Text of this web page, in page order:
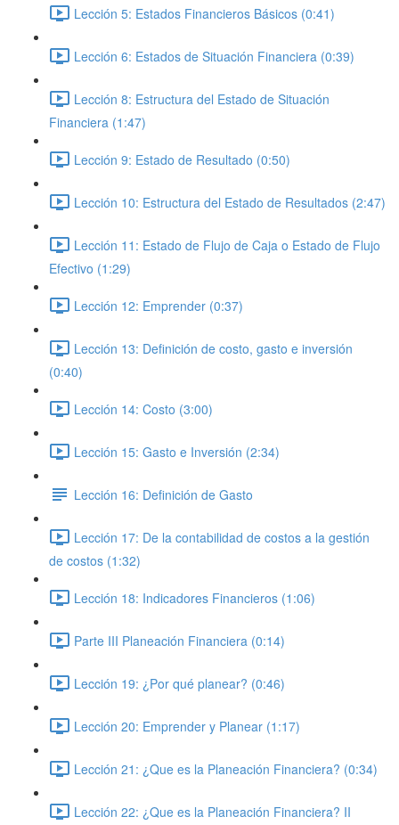
Lección 5: Estados Financieros Básicos (0:41)
Lección 6: Estados de Situación Financiera (0:39)
Lección 8: Estructura del Estado de Situación
Financiera (1:47)
Lección 9: Estado de Resultado (0:50)
Lección 10: Estructura del Estado de Resultados (2:47)
Lección 11: Estado de Flujo de Caja o Estado de Flujo
Efectivo (1:29)
Lección 12: Emprender (0:37)
Lección 13: Definición de costo, gasto e inversión
(0:40)
Lección 14: Costo (3:00)
Lección 15: Gasto e Inversión (2:34)
Lección 16: Definición de Gasto
Lección 17: De la contabilidad de costos a la gestión
de costos (1:32)
Lección 18: Indicadores Financieros (1:06)
Parte III Planeación Financiera (0:14)
Lección 19: ¿Por qué planear? (0:46)
Lección 20: Emprender y Planear (1:17)
Lección 21: ¿Que es la Planeación Financiera? (0:34)
Lección 22: ¿Que es la Planeación Financiera? II